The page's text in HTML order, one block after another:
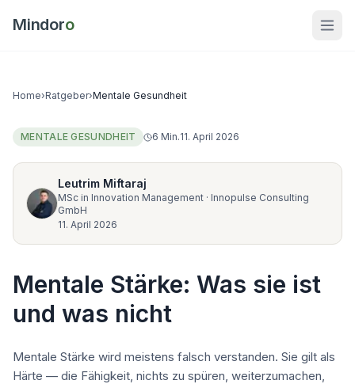
Mindoro
Home›Ratgeber›Mentale Gesundheit
MENTALE GESUNDHEIT 6 Min.11. April 2026
Leutrim Miftaraj
MSc in Innovation Management · Innopulse Consulting
GmbH
11. April 2026
Mentale Stärke: Was sie ist
und was nicht
Mentale Stärke wird meistens falsch verstanden. Sie gilt als
Härte — die Fähigkeit, nichts zu spüren, weiterzumachen,